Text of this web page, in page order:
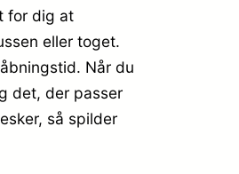
for dig at
eller toget.
Når du
det, der passer
så spilder